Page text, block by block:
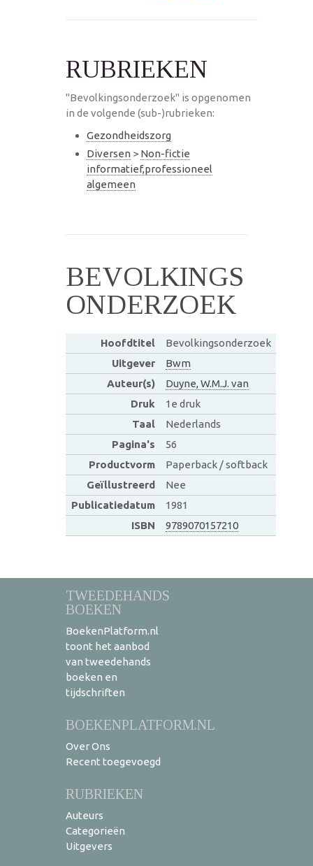
RUBRIEKEN
"Bevolkingsonderzoek" is opgenomen
in de volgende (sub-)rubrieken:
Gezondheidszorg
Diversen > Non-fictie
informatief,professioneel
algemeen
BEVOLKINGS
ONDERZOEK
Hoofdtitel
Bevolkingsonderzoek
Uitgever
Bwm
Auteur(s)
Duyne, W.M.J. van
Druk
1e druk
Taal
Nederlands
Pagina's
56
Productvorm
Paperback / softback
Geïllustreerd
Nee
Publicatiedatum
1981
ISBN
9789070157210
TWEEDEHANDS
BOEKEN
BoekenPlatform.nl
toont het aanbod
van tweedehands
boeken en
tijdschriften
BOEKENPLATFORM.NL
Over Ons
Recent toegevoegd
RUBRIEKEN
Auteurs
Categorieën
Uitgevers